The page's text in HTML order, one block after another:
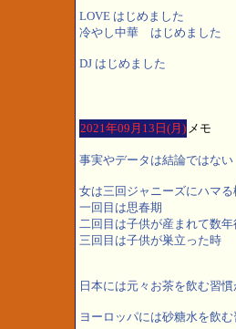
LOVE はじめました
冷やし中華 はじめました
DJ はじめました
2021年09月13日(月) メモ
事実やデータは結論ではない
女は三回ジャニーズにハマる
一回目は思春期
二回目は子供が産まれて数年
三回目は子供が巣立った時
日本には元々お茶を飲む習
ヨーロッパには砂糖水を飲